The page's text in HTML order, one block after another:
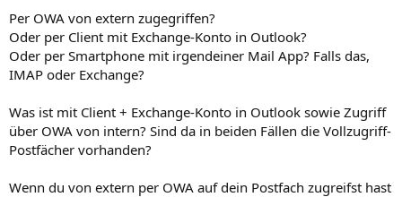
Per OWA von extern zugegriffen?
Oder per Client mit Exchange-Konto in Outlook?
Oder per Smartphone mit irgendeiner Mail App? Falls das,
IMAP oder Exchange?
Was ist mit Client + Exchange-Konto in Outlook sowie Zugriff
über OWA von intern? Sind da in beiden Fällen die Vollzugriff-
Postfächer vorhanden?
Wenn du von extern per OWA auf dein Postfach zugreifst hast